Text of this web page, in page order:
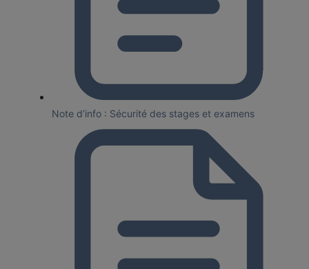
Note d’info : Sécurité des stages et examens